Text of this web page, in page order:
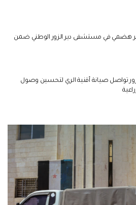
تنظير هضمي في مستشفى دير الزور الوطني ضمن
الزور تواصل صيانة أقنية الري لتحسين وصول